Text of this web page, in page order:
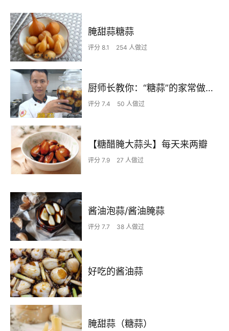
腌甜蒜糖蒜
评分 8.1 254 人做过
厨师长教你：“糖蒜”的家常做法，开胃解暑味道很赞，先收藏起来
评分 7.4 50 人做过
【糖醋腌大蒜头】每天来两瓣
评分 7.9 27 人做过
酱油泡蒜/酱油腌蒜
评分 7.7 38 人做过
好吃的酱油蒜
腌甜蒜（糖蒜）